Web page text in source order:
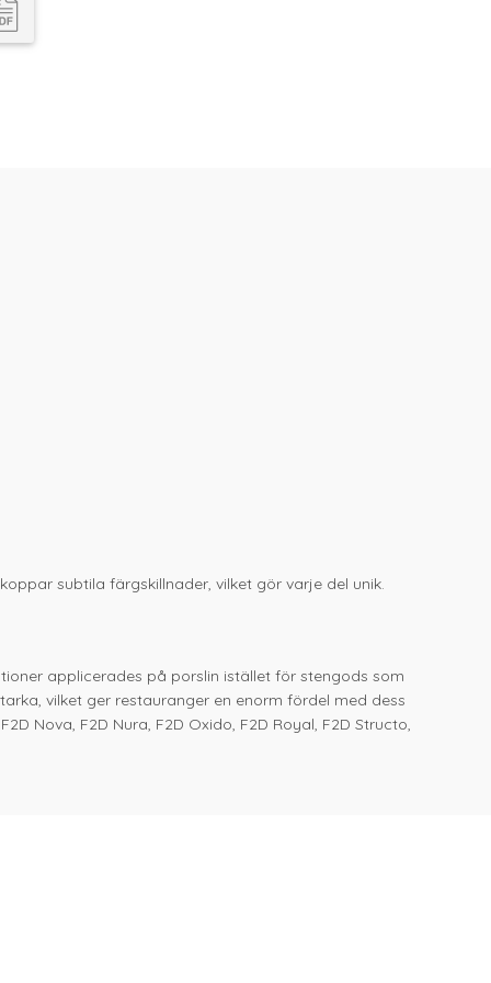
subtila färgskillnader, vilket gör varje del unik.
applicerades på porslin istället för stengods som
vilket ger restauranger en enorm fördel med dess
Nova, F2D Nura, F2D Oxido, F2D Royal, F2D Structo,